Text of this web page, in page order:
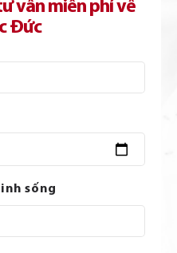
vấn miễn phí về
Đức
sống